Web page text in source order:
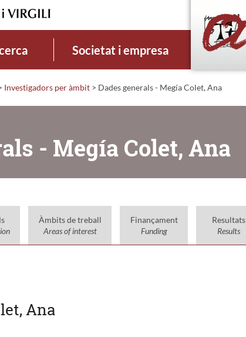
Societat i empresa
Investigadors per àmbit > Dades generals - Megía Colet, Ana
- Megía Colet, Ana
Àmbits de treball
Areas of interest
Finançament
Funding
Resultats
Results
Ana